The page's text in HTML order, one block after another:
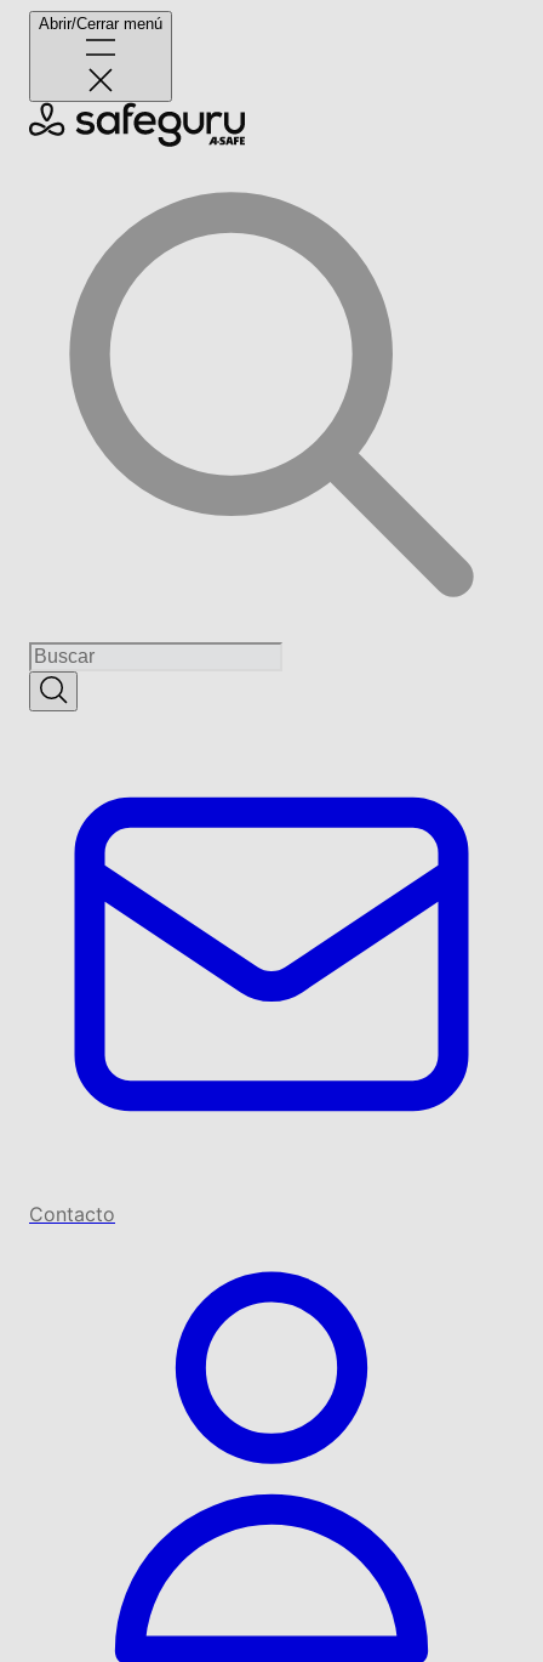
Abrir/Cerrar menú
Contacto